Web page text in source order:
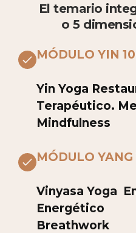
El temario
o 5
MÓDULO YIN
Yin Yoga
Terapéutico.
Mindfulness
MÓDULO YANG
Vinyasa Yoga
Energético
Breathwork